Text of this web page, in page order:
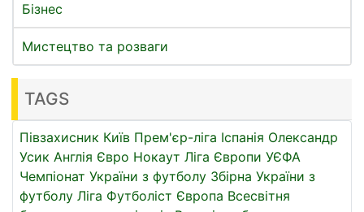
Бізнес
Мистецтво та розваги
TAGS
Півзахисник Київ Прем'єр-ліга Іспанія Олександр
Усик Англія Євро Нокаут Ліга Європи УЄФА
Чемпіонат України з футболу Збірна України з
футболу Ліга Футболіст Європа Всесвітня